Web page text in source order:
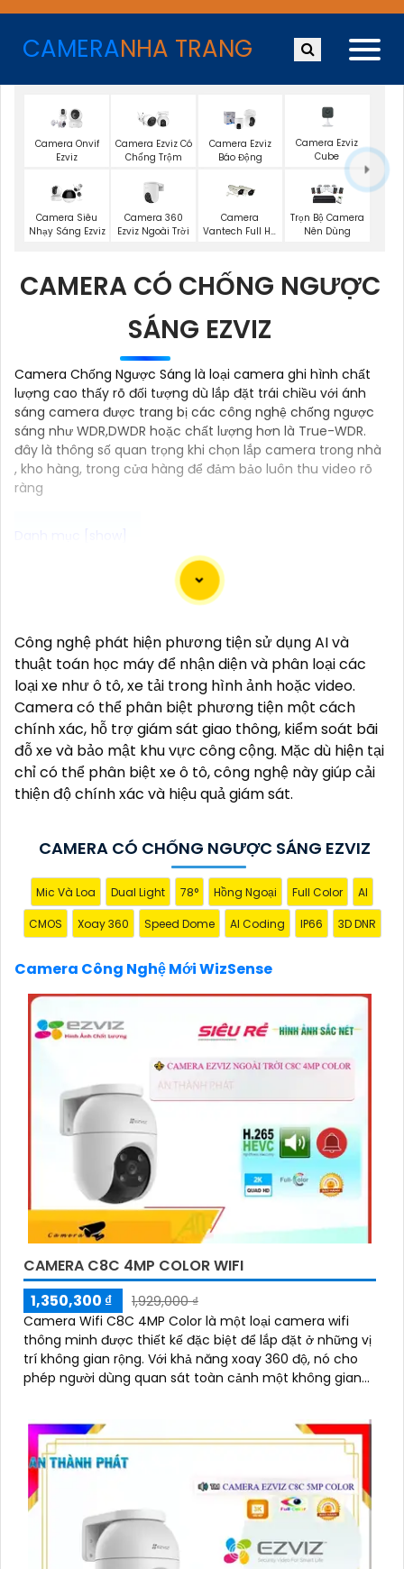
CAMERANHA TRANG
Camera Onvif
Ezviz
Camera Ezviz Có
Chống Trộm
Camera Ezviz
Báo Động
Camera Ezviz
Cube
Camera Siêu
Nhạy Sáng Ezviz
Camera 360
Ezviz Ngoài Trời
Camera
Vantech Full Hd
Trọn Bộ Camera
Nên Dùng
CAMERA CÓ CHỐNG NGƯỢC
SÁNG EZVIZ
Camera Chống Ngược Sáng là loại camera ghi hình chất
lượng cao thấy rõ đối tượng dù lắp đặt trái chiều với ánh
sáng camera được trang bị các công nghệ chống ngược
sáng như WDR,DWDR hoặc chất lượng hơn là True-WDR.
đây là thông số quan trọng khi chọn lắp camera trong nhà
, kho hàng, trong cửa hàng để đảm bảo luôn thu video rõ
ràng
Camera Công Nghệ WizSense được trang bị tính
năng nhận diện thông minh, giúp phát hiện và phân
thống có khả năng tự động phân tích hình ảnh, giảm
thiểu cảnh báo giả mạo. Ngoài ra, camera còn hỗ trợ
quan sát rõ nét trong điều kiện ánh sáng yếu nhờ
công nghệ Starlight và các tính năng này giúp nâng
cao hiệu quả giám sát và bảo vệ an ninh tốt hơn.
Công nghệ phát hiện phương tiện sử dụng AI và
thuật toán học máy để nhận diện và phân loại các
loại xe như ô tô, xe tải trong hình ảnh hoặc video.
Camera có thể phân biệt phương tiện một cách
chính xác, hỗ trợ giám sát giao thông, kiểm soát bãi
đỗ xe và bảo mật khu vực công cộng. Mặc dù hiện tại
chỉ có thể phân biệt xe ô tô, công nghệ này giúp cải
thiện độ chính xác và hiệu quả giám sát.
CAMERA CÓ CHỐNG NGƯỢC SÁNG EZVIZ
Mic Và Loa Dual Light 78° Hồng Ngoại Full Color AI
CMOS Xoay 360 Speed Dome AI Coding IP66 3D DNR
Camera Công Nghệ Mới WizSense
CAMERA C8C 4MP COLOR WIFI
1,350,300 ₫
1,929,000 ₫
Camera Wifi C8C 4MP Color là một loại camera wifi
thông minh được thiết kế đặc biệt để lắp đặt ở những vị
trí không gian rộng. Với khả năng xoay 360 độ, nó cho
phép người dùng quan sát toàn cảnh một không gian